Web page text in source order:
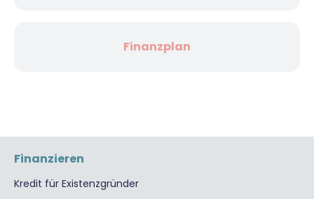
Finanzplan
Finanzieren
Kredit für Existenzgründer